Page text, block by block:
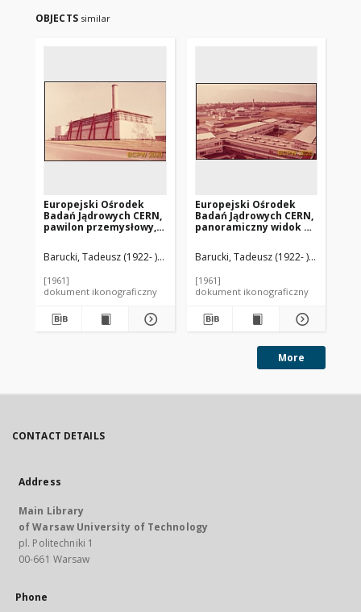
OBJECTS similar
Europejski Ośrodek
Badań Jądrowych CERN,
pawilon przemysłowy,
Genewa, Szwajcaria
Barucki, Tadeusz (1922- ). Fotograf
[1961]
dokument ikonograficzny
Europejski Ośrodek
Badań Jądrowych CERN,
panoramiczny widok na
Genewa, Szwajcaria
Barucki, Tadeusz (1922- ). Fotograf
[1961]
dokument ikonograficzny
More
CONTACT DETAILS
Address
Main Library
of Warsaw University of Technology
pl. Politechniki 1
00-661 Warsaw
Phone